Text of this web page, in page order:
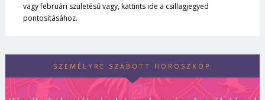
vagy februári születésű vagy, kattints ide a csillagjegyed
pontosításához.
SZEMÉLYRE SZABOTT HOROSZKÓP